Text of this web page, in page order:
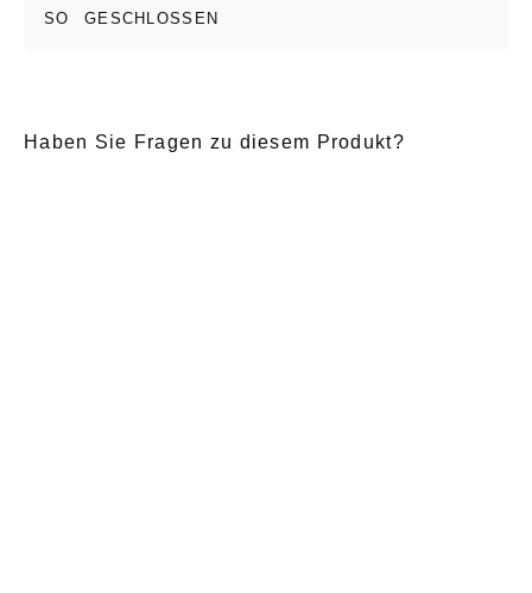
SO
GESCHLOSSEN
Haben Sie Fragen zu diesem Produkt?